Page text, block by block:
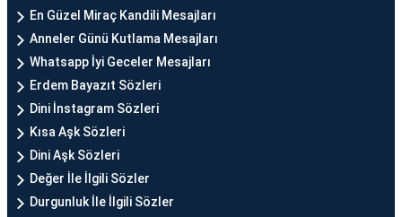
En Güzel Miraç Kandili Mesajları
Anneler Günü Kutlama Mesajları
Whatsapp İyi Geceler Mesajları
Erdem Bayazıt Sözleri
Dini İnstagram Sözleri
Kısa Aşk Sözleri
Dini Aşk Sözleri
Değer İle İlgili Sözler
Durgunluk İle İlgili Sözler